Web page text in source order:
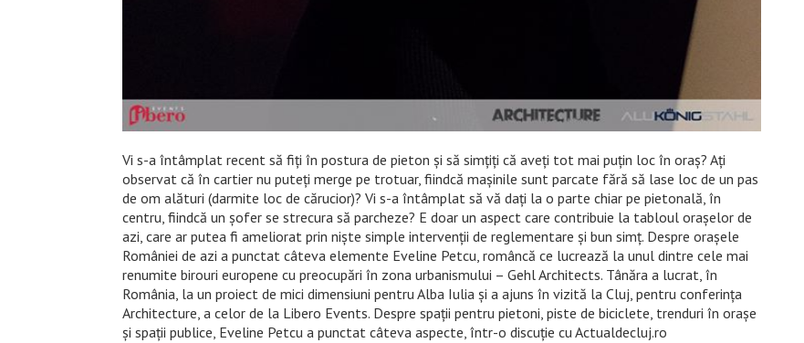
Vi s-a întâmplat recent să fiţi în postura de pieton şi să simţiţi că aveţi tot mai puţin loc în oraş? Aţi
observat că în cartier nu puteţi merge pe trotuar, fiindcă maşinile sunt parcate fără să lase loc de un pas
de om alături (darmite loc de cărucior)? Vi s-a întâmplat să vă daţi la o parte chiar pe pietonală, în
centru, fiindcă un şofer se strecura să parcheze? E doar un aspect care contribuie la tabloul oraşelor de
azi, care ar putea fi ameliorat prin nişte simple intervenţii de reglementare şi bun simţ. Despre oraşele
României de azi a punctat câteva elemente Eveline Petcu, româncă ce lucrează la unul dintre cele mai
renumite birouri europene cu preocupări în zona urbanismului – Gehl Architects. Tânăra a lucrat, în
România, la un proiect de mici dimensiuni pentru Alba Iulia şi a ajuns în vizită la Cluj, pentru conferinţa
Architecture, a celor de la Libero Events. Despre spaţii pentru pietoni, piste de biciclete, trenduri în oraşe
şi spaţii publice, Eveline Petcu a punctat câteva aspecte, într-o discuţie cu Actualdecluj.ro